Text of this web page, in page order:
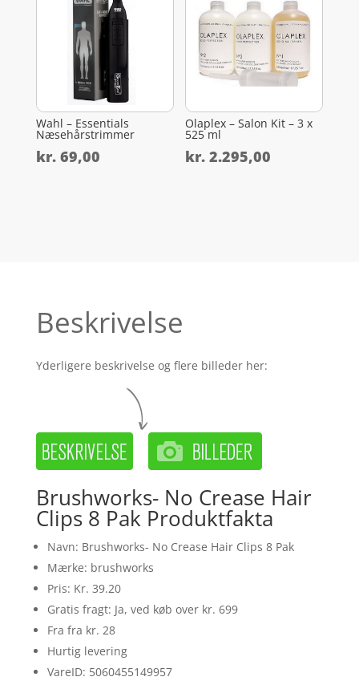
Wahl – Essentials
Næsehårstrimmer
kr.69,00
Olaplex – Salon Kit – 3 x
525 ml
kr. 2.295,00
Beskrivelse
Yderligere beskrivelse og flere billeder her:
Brushworks- No Crease Hair
Clips 8 Pak Produktfakta
Navn: Brushworks- No Crease Hair Clips 8 Pak
Mærke: brushworks
Pris: Kr. 39.20
Gratis fragt: Ja, ved køb over kr. 699
Fra fra kr. 28
Hurtig levering
VareID: 5060455149957